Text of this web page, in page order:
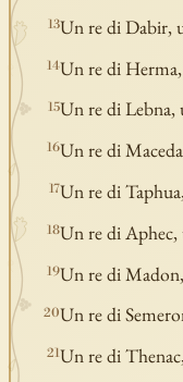
13Un re di Dabir,
14Un re di
15Un re di
16Un re di
17Un re di
18Un re di Aphec,
19Un re di
20Un re di
21Un re di